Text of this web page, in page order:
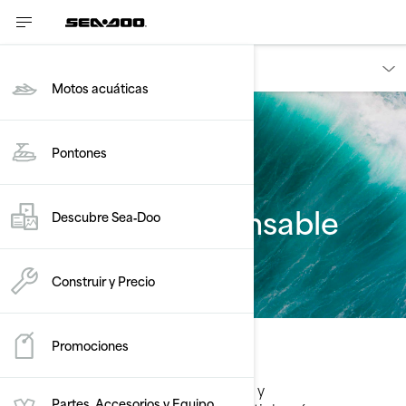
Motos acuáticas
Pontones
Descubre Sea‑Doo
Construir y Precio
Promociones
Diversión Responsable
Náutica
Los pilotos de motos acuáticas y